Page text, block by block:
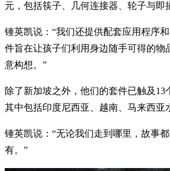
元，包括筷子、几何连接器、轮子与即
锺英凯说：“我们还提供配套应用程序
件旨在让孩子们利用身边随手可得的物
意构想。”
除了新加坡之外，他们的套件已触及13
其中包括印度尼西亚、越南、马来西亚
锺英凯说：“无论我们走到哪里，故事
有。”